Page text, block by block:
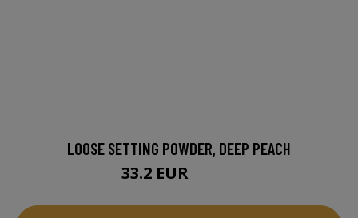
LOOSE SETTING POWDER, DEEP PEACH
33.2 EUR